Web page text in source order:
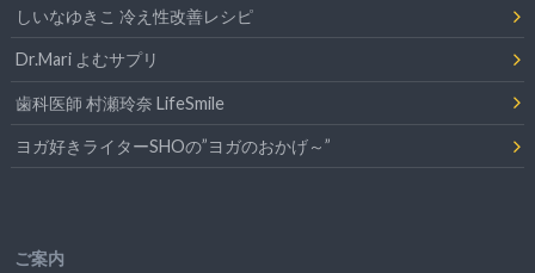
しいなゆきこ 冷え性改善レシピ
Dr.Mari よむサプリ
歯科医師 村瀬玲奈 LifeSmile
ヨガ好きライターSHOの”ヨガのおかげ～”
ご案内